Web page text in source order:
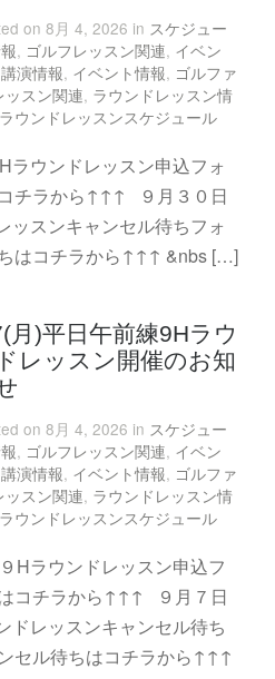
on 8月 4, 2026 in スケジュー
, ゴルフレッスン関連, イベン
講演情報, イベント情報, ゴルファ
ッスン関連, ラウンドレッスン情
ラウンドレッスンスケジュール
ラウンドレッスン申込フォ
チラから↑↑↑ ９月３０日
ッスンキャンセル待ちフォ
はコチラから↑↑↑ &nbs […]
月)平日午前練9Hラウ
レッスン開催のお知
on 8月 4, 2026 in スケジュー
, ゴルフレッスン関連, イベン
講演情報, イベント情報, ゴルファ
ッスン関連, ラウンドレッスン情
ラウンドレッスンスケジュール
Hラウンドレッスン申込フ
コチラから↑↑↑ ９月７日
ドレッスンキャンセル待ち
セル待ちはコチラから↑↑↑